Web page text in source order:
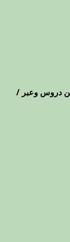
دروس وعبر /